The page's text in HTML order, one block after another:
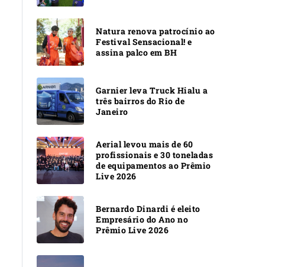
Natura renova patrocínio ao
Festival Sensacional! e
assina palco em BH
Garnier leva Truck Hialu a
três bairros do Rio de
Janeiro
Aerial levou mais de 60
profissionais e 30 toneladas
de equipamentos ao Prêmio
Live 2026
Bernardo Dinardi é eleito
Empresário do Ano no
Prêmio Live 2026